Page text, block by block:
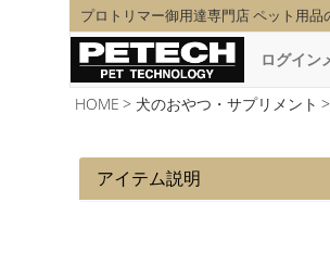
プロトリマー御用達専門店 ペット用
ログイン
HOME 犬のおやつ・サプリメント
アイテム説明